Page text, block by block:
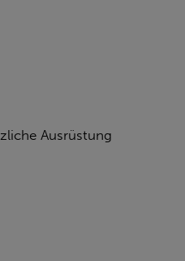
Ausrüstung